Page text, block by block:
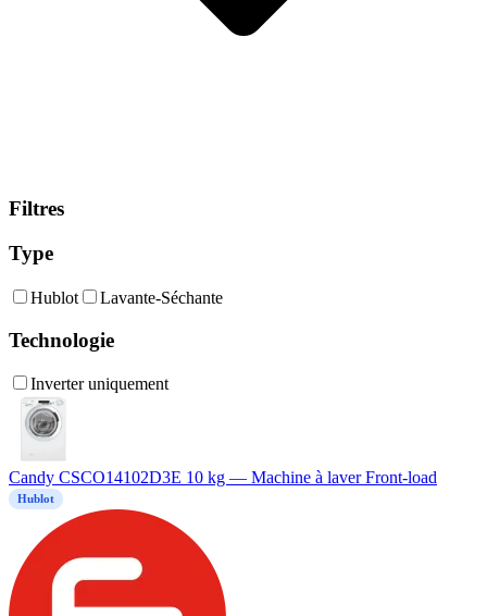
Filtres
Type
Hublot Lavante-Séchante
Technologie
Inverter uniquement
Candy CSCO14102D3E 10 kg — Machine à laver Front-load
Hublot